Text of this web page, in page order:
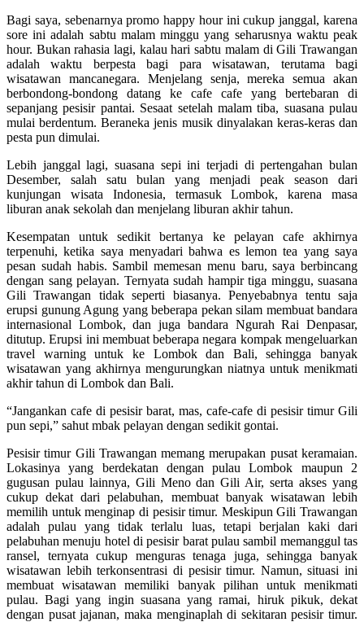
Bagi saya, sebenarnya promo happy hour ini cukup janggal, karena
sore ini adalah sabtu malam minggu yang seharusnya waktu peak
hour. Bukan rahasia lagi, kalau hari sabtu malam di Gili Trawangan
adalah waktu berpesta bagi para wisatawan, terutama bagi
wisatawan mancanegara. Menjelang senja, mereka semua akan
berbondong-bondong datang ke cafe cafe yang bertebaran di
sepanjang pesisir pantai. Sesaat setelah malam tiba, suasana pulau
mulai berdentum. Beraneka jenis musik dinyalakan keras-keras dan
pesta pun dimulai.
Lebih janggal lagi, suasana sepi ini terjadi di pertengahan bulan
Desember, salah satu bulan yang menjadi peak season dari
kunjungan wisata Indonesia, termasuk Lombok, karena masa
liburan anak sekolah dan menjelang liburan akhir tahun.
Kesempatan untuk sedikit bertanya ke pelayan cafe akhirnya
terpenuhi, ketika saya menyadari bahwa es lemon tea yang saya
pesan sudah habis. Sambil memesan menu baru, saya berbincang
dengan sang pelayan. Ternyata sudah hampir tiga minggu, suasana
Gili Trawangan tidak seperti biasanya. Penyebabnya tentu saja
erupsi gunung Agung yang beberapa pekan silam membuat bandara
internasional Lombok, dan juga bandara Ngurah Rai Denpasar,
ditutup. Erupsi ini membuat beberapa negara kompak mengeluarkan
travel warning untuk ke Lombok dan Bali, sehingga banyak
wisatawan yang akhirnya mengurungkan niatnya untuk menikmati
akhir tahun di Lombok dan Bali.
“Jangankan cafe di pesisir barat, mas, cafe-cafe di pesisir timur Gili
pun sepi,” sahut mbak pelayan dengan sedikit gontai.
Pesisir timur Gili Trawangan memang merupakan pusat keramaian.
Lokasinya yang berdekatan dengan pulau Lombok maupun 2
gugusan pulau lainnya, Gili Meno dan Gili Air, serta akses yang
cukup dekat dari pelabuhan, membuat banyak wisatawan lebih
memilih untuk menginap di pesisir timur. Meskipun Gili Trawangan
adalah pulau yang tidak terlalu luas, tetapi berjalan kaki dari
pelabuhan menuju hotel di pesisir barat pulau sambil memanggul tas
ransel, ternyata cukup menguras tenaga juga, sehingga banyak
wisatawan lebih terkonsentrasi di pesisir timur. Namun, situasi ini
membuat wisatawan memiliki banyak pilihan untuk menikmati
pulau. Bagi yang ingin suasana yang ramai, hiruk pikuk, dekat
dengan pusat jajanan, maka menginaplah di sekitaran pesisir timur.